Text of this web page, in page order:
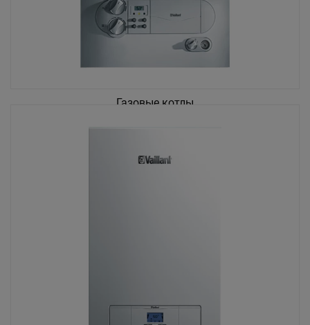
Газовые котлы